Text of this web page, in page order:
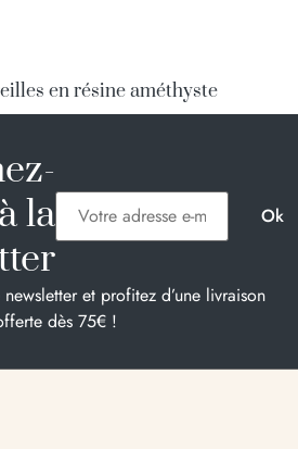
en résine améthyste
des options
la
et profitez d’une livraison
dès 75€ !